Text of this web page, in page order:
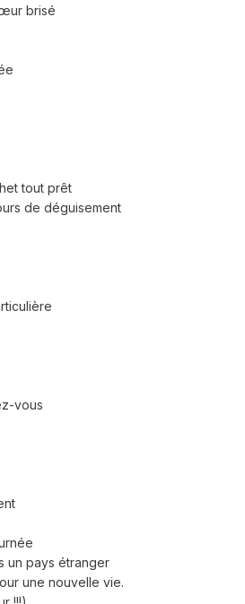
brisé
tout prêt
de déguisement
vous
un pays étranger
une nouvelle vie.